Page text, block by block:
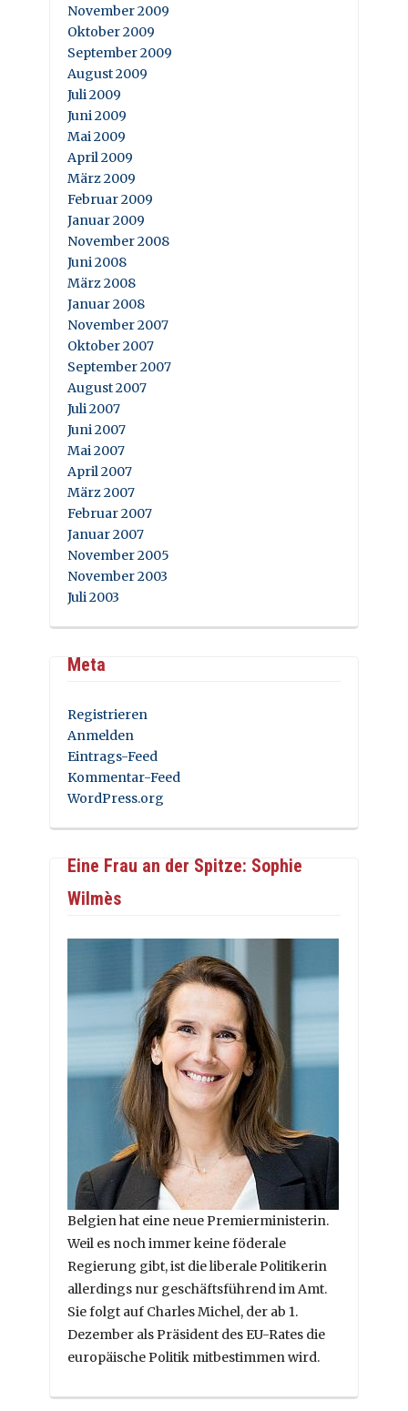
November 2009
Oktober 2009
September 2009
August 2009
Juli 2009
Juni 2009
Mai 2009
April 2009
März 2009
Februar 2009
Januar 2009
November 2008
Juni 2008
März 2008
Januar 2008
November 2007
Oktober 2007
September 2007
August 2007
Juli 2007
Juni 2007
Mai 2007
April 2007
März 2007
Februar 2007
Januar 2007
November 2005
November 2003
Juli 2003
Meta
Registrieren
Anmelden
Eintrags-Feed
Kommentar-Feed
WordPress.org
Eine Frau an der Spitze: Sophie
Wilmès
Belgien hat eine neue Premierministerin.
Weil es noch immer keine föderale
Regierung gibt, ist die liberale Politikerin
allerdings nur geschäftsführend im Amt.
Sie folgt auf Charles Michel, der ab 1.
Dezember als Präsident des EU-Rates die
europäische Politik mitbestimmen wird.